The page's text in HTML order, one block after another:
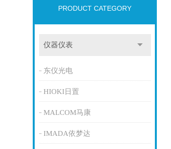
PRODUCT CATEGORY
仪器仪表
东仪光电
HIOKI日置
MALCOM马康
IMADA依梦达